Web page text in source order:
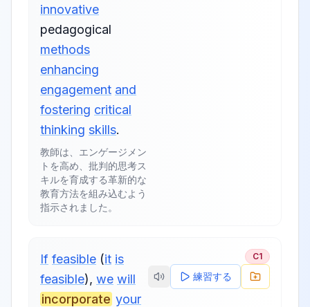
innovative
pedagogical
methods
enhancing
engagement and
fostering critical
thinking skills.
教師は、エンゲージメン
トを高め、批判的思考ス
キルを育成する革新的な
教育方法を組み込むよう
指示されました。
If feasible (it is
feasible), we will
incorporate your
C1
練習する